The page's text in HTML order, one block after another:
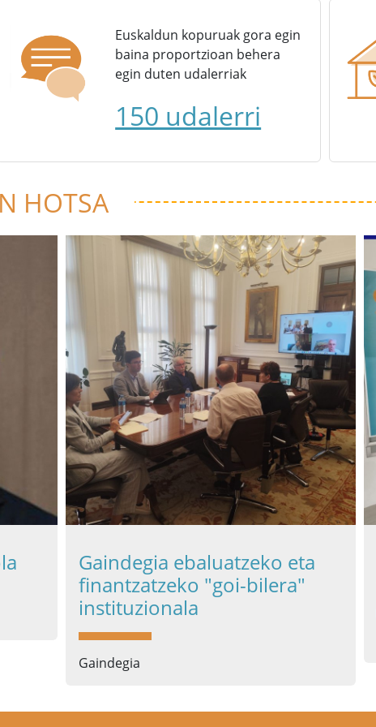
Euskaldun kopuruak gora egin
baina proportzioan behera
egin duten udalerriak
150 udalerri
HOTSA
Gaindegia ebaluatzeko eta
finantzatzeko "goi-bilera"
instituzionala
Gaindegia